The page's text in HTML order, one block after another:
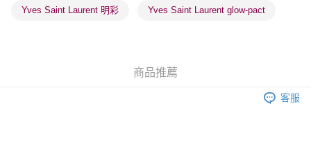
物流公司進行物流配送
取。逾期會取消訂單，並不會安排重寄
Yves Saint Laurent 明彩 Yves Saint Laurent glow-pact
商品推薦
客服